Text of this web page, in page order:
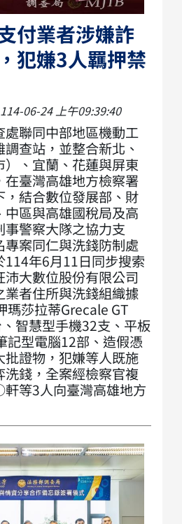
付業者涉嫌詐
犯嫌3人羈押禁
114-06-24 上午09:39:40
聯同中部地區機動工
查站，並整合新北、
、宜蘭、花蓮與屏東
在臺灣高雄地方檢察署
，結合數位發展部、財
區與高雄國稅局及高
警察大隊之協力支
案同仁與洗錢防制處
114年6月11日同步搜索
大數位股份有限公司
業者住所與洗錢組織據
瑪莎拉蒂Grecale GT
智慧型手機32支、平板
記型電腦12部、造假憑
證物，犯嫌等人既施
錢，全案經檢察官複
等3人向臺灣高雄地方